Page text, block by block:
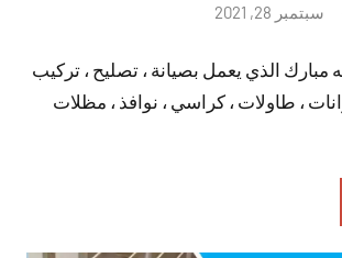
سبتمبر 28, 2021
تعليقات
مبارك الذي يعمل بصيانة ، تصليح ، تركيب
، طاولات ، كراسي ، نوافذ ، مظلات